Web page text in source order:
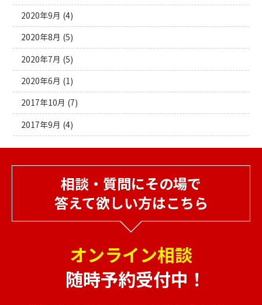
2020年9月 (4)
2020年8月 (5)
2020年7月 (5)
2020年6月 (1)
2017年10月 (7)
2017年9月 (4)
相談・質問にその場で
答えて欲しい方はこちら
オンライン相談
随時予約受付中！